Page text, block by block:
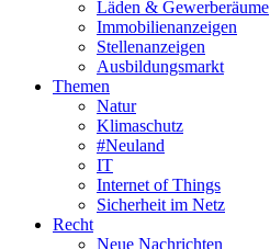
Läden & Gewerberäume
Immobilienanzeigen
Stellenanzeigen
Ausbildungsmarkt
Themen
Natur
Klimaschutz
#Neuland
IT
Internet of Things
Sicherheit im Netz
Recht
Neue Nachrichten